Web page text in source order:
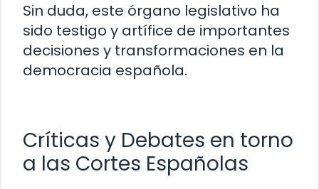
Sin duda, este órgano legislativo ha
sido testigo y artífice de importantes
decisiones y transformaciones en la
democracia española.
Críticas y Debates en torno
a las Cortes Españolas